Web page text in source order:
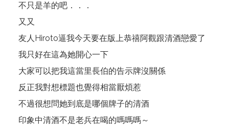
不只是羊的吧．．．
又又
友人Hiroto逼我今天要在版上恭禧阿觀跟清酒戀愛了
我只好在這為她開心一下
大家可以把我這當里長伯的告示牌沒關係
反正我對想標題也覺得相當厭煩惹
不過很想問她到底是哪個牌子的清酒
印象中清酒不是老兵在喝的嗎嗎嗎～